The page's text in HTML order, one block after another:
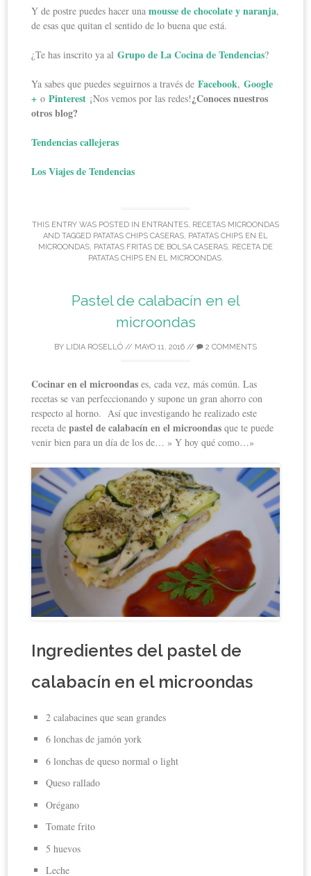
Y de postre puedes hacer unamousse de chocolate y naranja,
de esas que quitan el sentido de lo buena que está.
¿Te has inscrito ya alGrupo de La Cocina de Tendencias?
Ya sabes que puedes seguirnos a través deFacebook,Google
+ oPinterest ¡Nos vemos por las redes!¿Conoces nuestros
otros blog?
Tendencias callejeras
Los Viajes de Tendencias
THIS ENTRY WAS POSTED IN ENTRANTES, RECETAS MICROONDAS
AND TAGGED PATATAS CHIPS CASERAS, PATATAS CHIPS EN EL
MICROONDAS, PATATAS FRITAS DE BOLSA CASERAS, RECETA DE
PATATAS CHIPS EN EL MICROONDAS.
Pastel de calabacín en el
microondas
BY LIDIA ROSELLÓ // MAYO 11, 2016 // 2 COMMENTS
Cocinar en el microondas es, cada vez, más común. Las
recetas se van perfeccionando y supone un gran ahorro con
respecto al horno. Así que investigando he realizado este
receta de pastel de calabacín en el microondas que te puede
venir bien para un día de los de… » Y hoy qué como…»
Ingredientes del pastel de
calabacín en el microondas
2 calabacines que sean grandes
6 lonchas de jamón york
6 lonchas de queso normal o light
Queso rallado
Orégano
Tomate frito
5 huevos
Leche